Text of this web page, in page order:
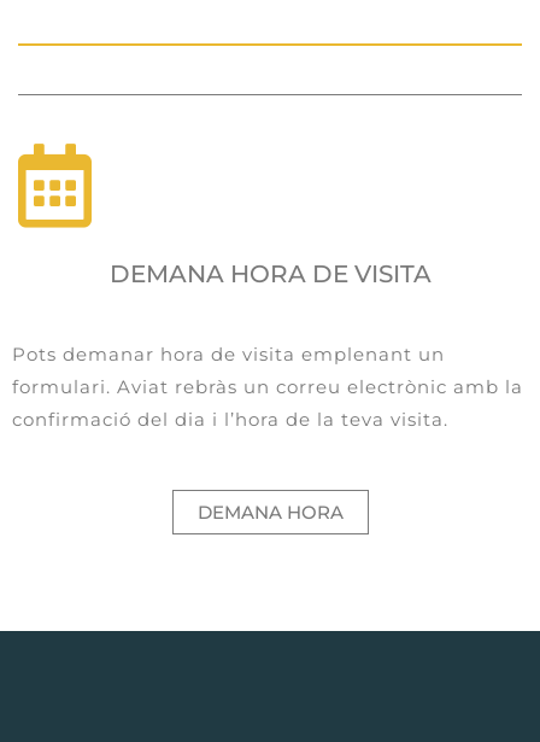
DEMANA HORA DE VISITA
Pots demanar hora de visita emplenant un
formulari. Aviat rebràs un correu electrònic amb la
confirmació del dia i l’hora de la teva visita.
DEMANA HORA